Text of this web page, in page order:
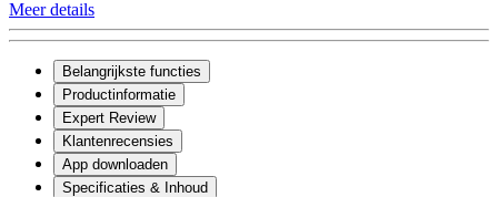
Meer details
Belangrijkste functies
Productinformatie
Expert Review
Klantenrecensies
App downloaden
Specificaties & Inhoud